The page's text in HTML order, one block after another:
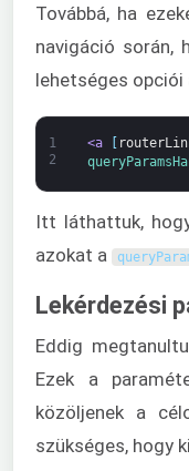
Továbbá, ha
navigáció során,
lehetséges opciói
1
2
<a
Itt láthattuk,
azokat a
Lekérdezési
Eddig
Ezek a
közöljenek a
szükséges, hogy